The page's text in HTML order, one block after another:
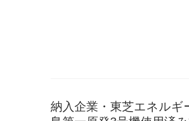
納入企業・東芝エネル